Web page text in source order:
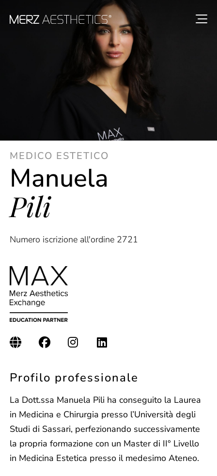
MEDICO ESTETICO
Manuela
Pili
Numero iscrizione all'ordine 2721
Profilo professionale
La Dott.ssa Manuela Pili ha conseguito la Laurea
in Medicina e Chirurgia presso l’Università degli
Studi di Sassari, perfezionando successivamente
la propria formazione con un Master di II° Livello
in Medicina Estetica presso il medesimo Ateneo.